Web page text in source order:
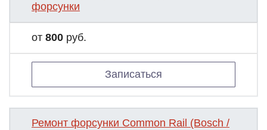
форсунки
от 800 руб.
Записаться
Ремонт форсунки Common Rail (Bosch /